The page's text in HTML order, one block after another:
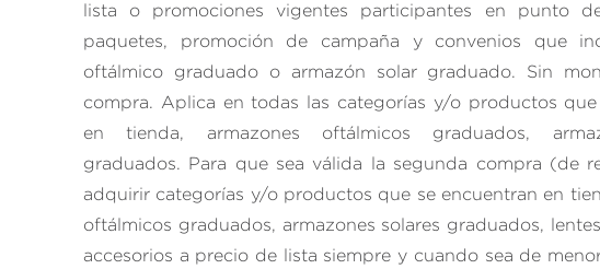
lista o promociones vigentes participantes en punto
paquetes, promoción de campaña y convenios que
oftálmico graduado o armazón solar graduado. Sin
compra. Aplica en todas las categorías y/o productos que
en tienda, armazones oftálmicos graduados,
graduados. Para que sea válida la segunda compra (de
adquirir categorías y/o productos que se encuentran en
oftálmicos graduados, armazones solares graduados,
accesorios a precio de lista siempre y cuando sea de